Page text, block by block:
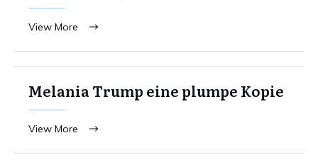
View More
Melania Trump eine plumpe Kopie
View More